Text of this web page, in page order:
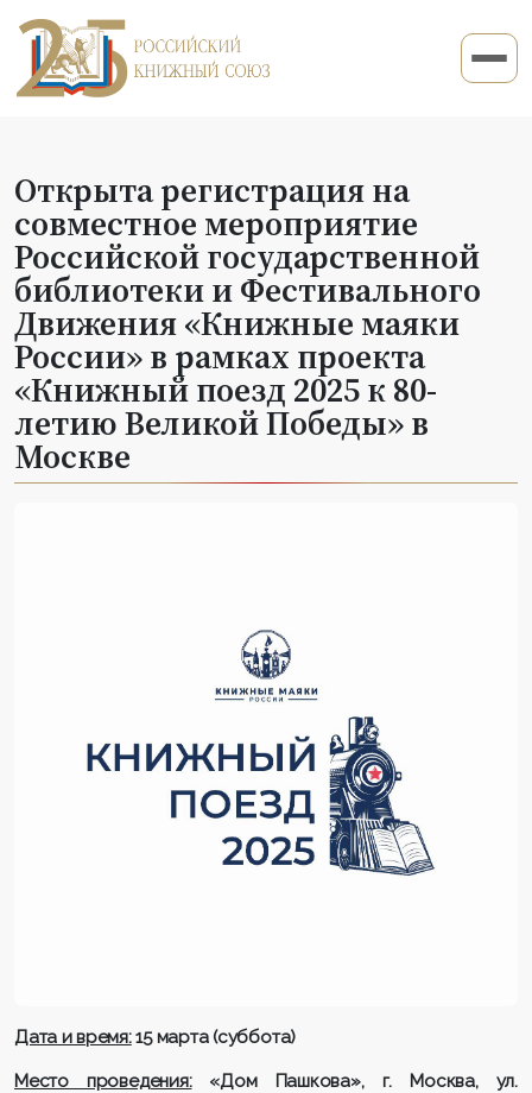
Открыта регистрация на
совместное мероприятие
Российской государственной
библиотеки и Фестивального
Движения «Книжные маяки
России» в рамках проекта
«Книжный поезд 2025 к 80-
летию Великой Победы» в
Москве
Дата и время: 15 марта (суббота)
Место проведения:
«Дом Пашкова», г. Москва, ул.